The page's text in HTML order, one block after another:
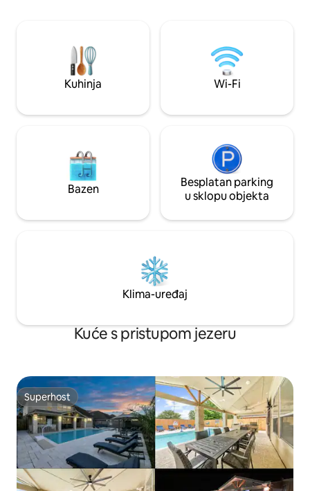
opremljenu kuhinju, perilicu/sušilicu,
hladnu klimu, WiFi i poseban prostor za
rad. Samo nekoliko minuta do tvornica
Baytown te zračnih luka Hobby i IAH.
rezervirajte već danas!
streaming •
brodove i
smještaj pomoću
perilica i sušilica u
Kuhinja Wi-Fi
Bazen
Besplatan parking
u sklopu objekta
Klima-uređaj
Kuće s pristupom jezeru
Superhost
Superhost